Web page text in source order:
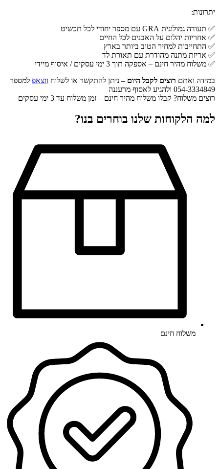
יתרונות:
✅ תעודה גמולוגית GRA עם מספר יחודי לכל תכשיט
✅ אחריות יהלום על האבנים לכל החיים
✅ התחייבות למחיר הטוב ביותר בארץ
✅ אריזת מתנה מהודרת עם תאורת לד
✅ משלוח מהיר חינם – אספקה תוך 3 ימי עסקים / איסוף מיידי
במידה ואתם רוצים לקבל היום – ניתן להתקשר או לשלוח ווצאפ למספר
054-3334849 ולהגיע לאסוף מרעננה
רוצים משלוח? קבלו משלוח מהיר חינם – זמן משלוח עד 3 ימי עסקים
למה הלקוחות שלנו בוחרים בנו?
משלוח חינם